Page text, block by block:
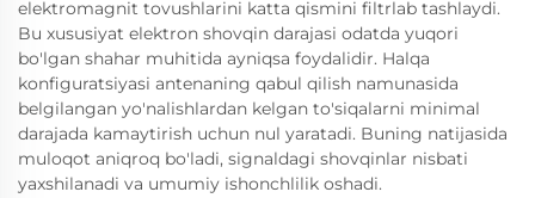
elektromagnit tovushlarini katta qismini filtrlab tashlaydi.
Bu xususiyat elektron shovqin darajasi odatda yuqori
bo'lgan shahar muhitida ayniqsa foydalidir. Halqa
konfiguratsiyasi antenaning qabul qilish namunasida
belgilangan yo'nalishlardan kelgan to'siqalarni minimal
darajada kamaytirish uchun nul yaratadi. Buning natijasida
muloqot aniqroq bo'ladi, signaldagi shovqinlar nisbati
yaxshilanadi va umumiy ishonchlilik oshadi.